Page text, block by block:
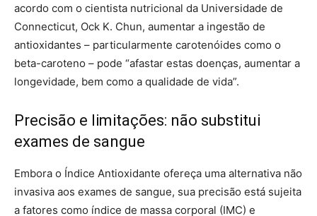
acordo com o cientista nutricional da Universidade de
Connecticut, Ock K. Chun, aumentar a ingestão de
antioxidantes – particularmente carotenóides como o
beta-caroteno – pode “afastar estas doenças, aumentar a
longevidade, bem como a qualidade de vida”.
Precisão e limitações: não substitui
exames de sangue
Embora o Índice Antioxidante ofereça uma alternativa não
invasiva aos exames de sangue, sua precisão está sujeita
a fatores como índice de massa corporal (IMC) e